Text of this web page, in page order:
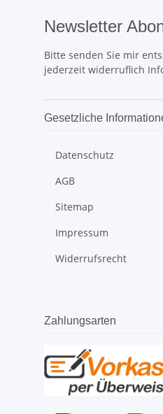
Newsletter
Bitte senden Sie mir
jederzeit widerruflich
Gesetzliche
Datenschutz
AGB
Sitemap
Impressum
Widerrufsrecht
Zahlungsarten